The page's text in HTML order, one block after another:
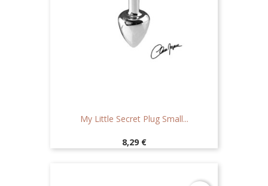
My Little Secret Plug Small...
Prix
8,29 €